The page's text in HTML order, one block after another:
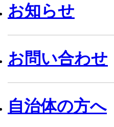
お知らせ
お問い合わせ
自治体の方へ